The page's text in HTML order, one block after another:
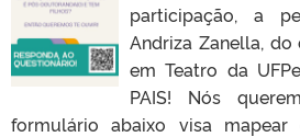
participação, a
Andriza Zanella,
em Teatro da
PAIS! Nós
formulário abaixo visa mapear